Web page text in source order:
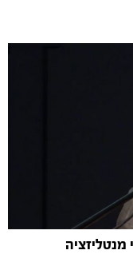
מנטליזציה